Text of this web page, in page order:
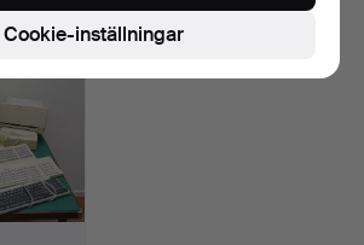
Cookie-inställningar